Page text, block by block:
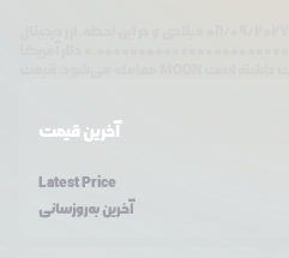
آخرین قیمت
Latest Price
آخرین به‌روزسانی